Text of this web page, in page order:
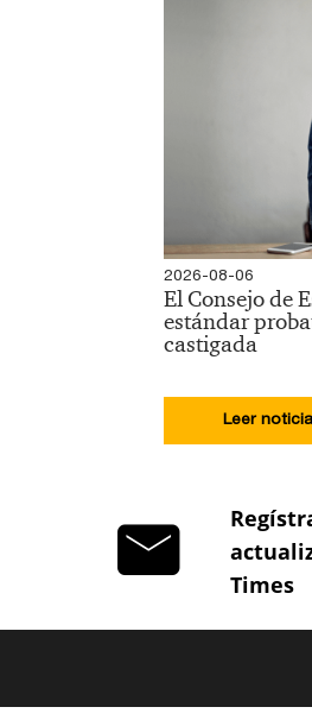
2026-08-06
El Consejo de
estándar
castigada
Leer noticia
Times